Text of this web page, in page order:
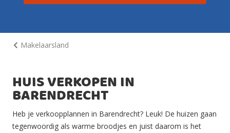
Makelaarsland
HUIS VERKOPEN IN
BARENDRECHT
Heb je verkoopplannen in Barendrecht? Leuk! De huizen gaan
tegenwoordig als warme broodjes en juist daarom is het